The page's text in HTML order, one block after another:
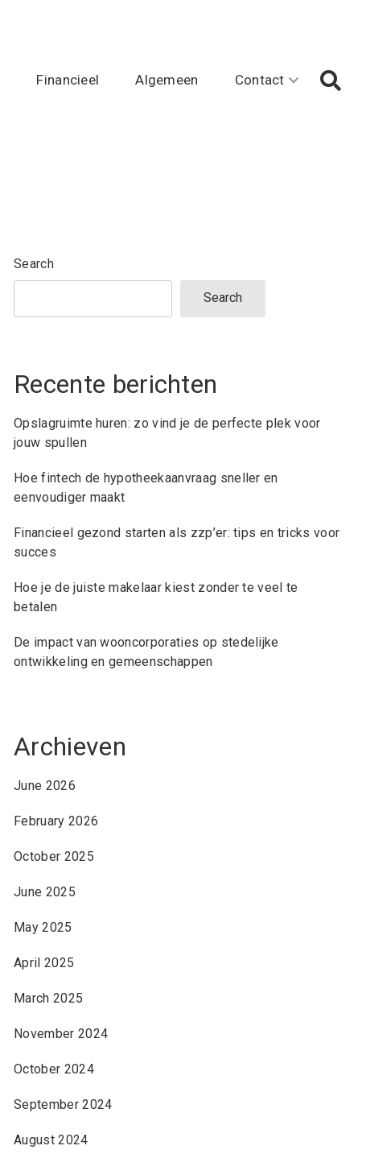
Financieel Algemeen Contact
Search
Search
Recente berichten
Opslagruimte huren: zo vind je de perfecte plek voor
jouw spullen
Hoe fintech de hypotheekaanvraag sneller en
eenvoudiger maakt
Financieel gezond starten als zzp’er: tips en tricks voor
succes
Hoe je de juiste makelaar kiest zonder te veel te
betalen
De impact van wooncorporaties op stedelijke
ontwikkeling en gemeenschappen
Archieven
June 2026
February 2026
October 2025
June 2025
May 2025
April 2025
March 2025
November 2024
October 2024
September 2024
August 2024